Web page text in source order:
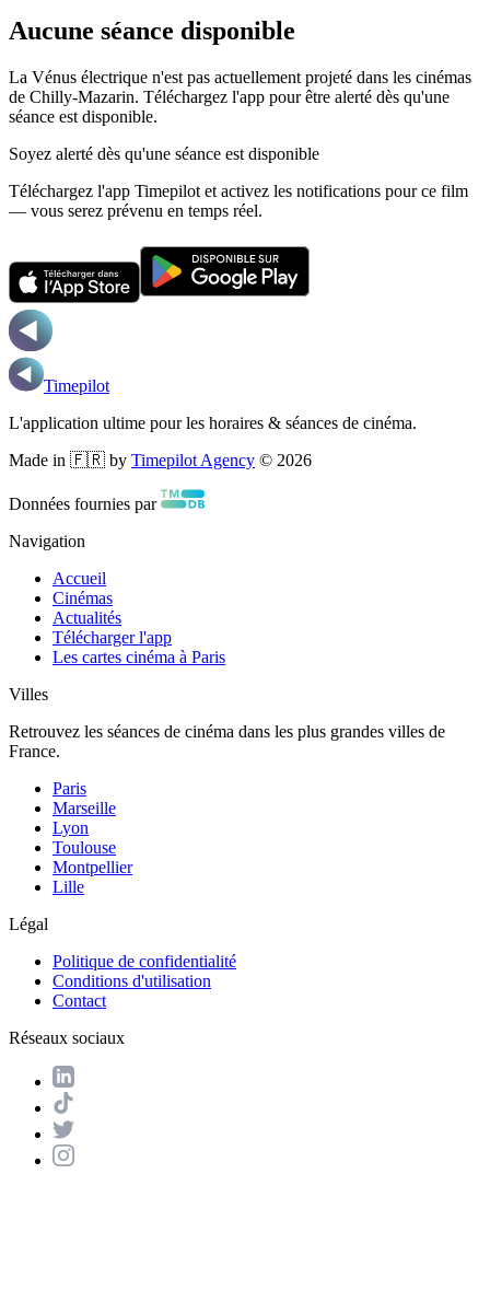
Aucune séance disponible
La Vénus électrique n'est pas actuellement projeté dans les cinémas
de Chilly-Mazarin. Téléchargez l'app pour être alerté dès qu'une
séance est disponible.
Soyez alerté dès qu'une séance est disponible
Téléchargez l'app Timepilot et activez les notifications pour ce film
— vous serez prévenu en temps réel.
Timepilot
L'application ultime pour les horaires & séances de cinéma.
Made in 🇫🇷 by Timepilot Agency © 2026
Données fournies par
Navigation
Accueil
Cinémas
Actualités
Télécharger l'app
Les cartes cinéma à Paris
Villes
Retrouvez les séances de cinéma dans les plus grandes villes de
France.
Paris
Marseille
Lyon
Toulouse
Montpellier
Lille
Légal
Politique de confidentialité
Conditions d'utilisation
Contact
Réseaux sociaux